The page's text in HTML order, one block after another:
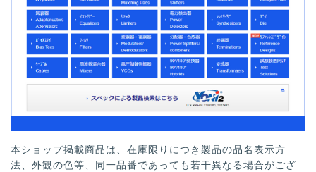
本ショップ掲載商品は、在庫限りにつき製品の品名表示方
法、外観の色等、同一品番であっても若干異なる場合がござ